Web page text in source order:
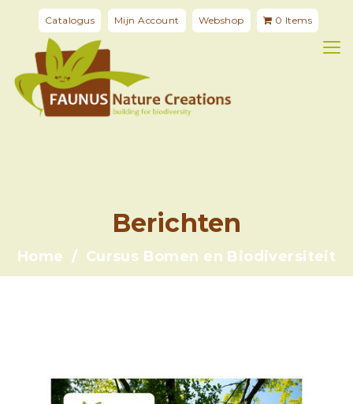
Catalogus Mijn Account Webshop 0 Items
Berichten
Home Cursus Bomen en Biodiversiteit